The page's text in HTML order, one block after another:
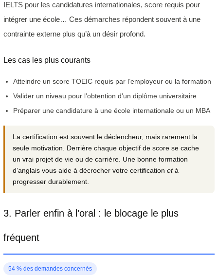
IELTS pour les candidatures internationales, score requis pour
intégrer une école… Ces démarches répondent souvent à une
contrainte externe plus qu’à un désir profond.
Les cas les plus courants
Atteindre un score TOEIC requis par l’employeur ou la formation
Valider un niveau pour l’obtention d’un diplôme universitaire
Préparer une candidature à une école internationale ou un MBA
La certification est souvent le déclencheur, mais rarement la
seule motivation. Derrière chaque objectif de score se cache
un vrai projet de vie ou de carrière. Une bonne formation
d’anglais vous aide à décrocher votre certificationetà
progresser durablement.
3. Parler enfin à l’oral : le blocage le plus
fréquent
54 % des demandes concernés